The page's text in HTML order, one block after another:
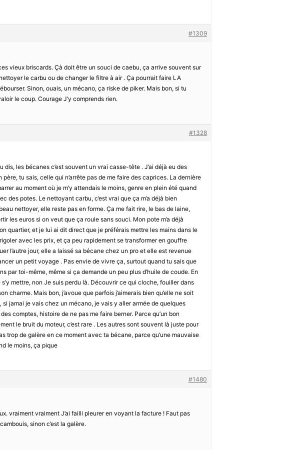
#1309
vieux briscards. Çà doit être un souci de caebu, ça arrive souvent sur
le carbu ou de changer le filtre à air . Ça pourrait faire LA
Sinon, ouais, un mécano, ça riske de piker. Mais bon, si tu
le coup. Courage J’y comprends rien.
#1328
dis, les bécanes c’est souvent un vrai casse-tête . J’ai déjà eu des
tu sais, celle qui n’arrête pas de me faire des caprices. La dernière
au moment où je m’y attendais le moins, genre en plein été quand
des potes. Le nettoyant carbu, c’est vrai que ça m’a déjà bien
nettoyer, elle reste pas en forme. Ça me fait rire, le bas de laine,
les euros si on veut que ça roule sans souci. Mon pote m’a déjà
quartier, et je lui ai dit direct que je préférais mettre les mains dans le
avec les prix, et ça peu rapidement se transformer en gouffre
l’autre jour, elle a laissé sa bécane chez un pro et elle est revenue
un petit voyage . Pas envie de vivre ça, surtout quand tu sais que
par toi-même, même si ça demande un peu plus d’huile de coude. En
s’y mettre, non Je suis perdu là. Découvrir ce qui cloche, fouiller dans
charme. Mais bon, j’avoue que parfois j’aimerais bien qu’elle ne soit
si jamai je vais chez un mécano, je vais y aller armée de quelques
comptes, histoire de ne pas me faire berner. Parce qu’un bon
le bruit du moteur, c’est rare . Les autres sont souvent là juste pour
trop de galère en ce moment avec ta bécane, parce qu’une mauvaise
le moins, ça pique
#1480
vraiment vraiment J’ai failli pleurer en voyant la facture ! Faut pas
sinon c’est la galère.